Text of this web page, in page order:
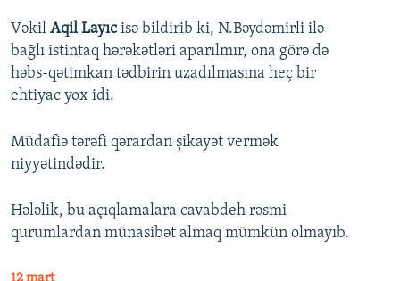
Vəkil Aqil Layıcisə bildirib ki, N.Bəydəmirli ilə
bağlı istintaq hərəkətləri aparılmır, ona görə də
həbs-qətimkan tədbirin uzadılmasına heç bir
ehtiyac yox idi.
Müdafiə tərəfi qərardan şikayət vermək
niyyətindədir.
Hələlik, bu açıqlamalara cavabdeh rəsmi
qurumlardan münasibət almaq mümkün olmayıb.